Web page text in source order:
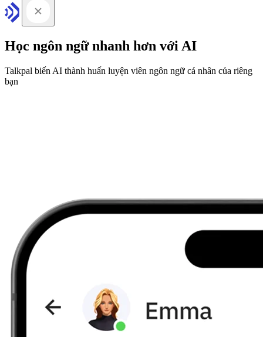
Học ngôn ngữ nhanh hơn với AI
Talkpal biến AI thành huấn luyện viên ngôn ngữ cá nhân của riêng
bạn